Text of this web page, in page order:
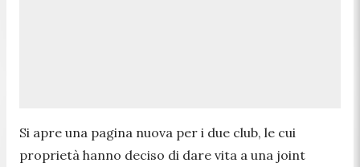
Si apre una pagina nuova per i due club, le cui
proprietà hanno deciso di dare vita a una joint